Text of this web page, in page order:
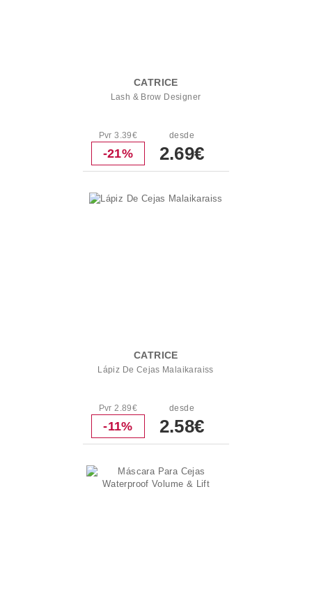
CATRICE
Lash & Brow Designer
Pvr 3.39€
-21%
desde
2.69€
CATRICE
Lápiz De Cejas Malaikaraiss
Pvr 2.89€
-11%
desde
2.58€